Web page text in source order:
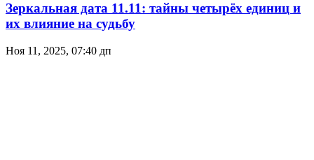
Зеркальная дата 11.11: тайны четырёх единиц и
их влияние на судьбу
Ноя 11, 2025, 07:40 дп